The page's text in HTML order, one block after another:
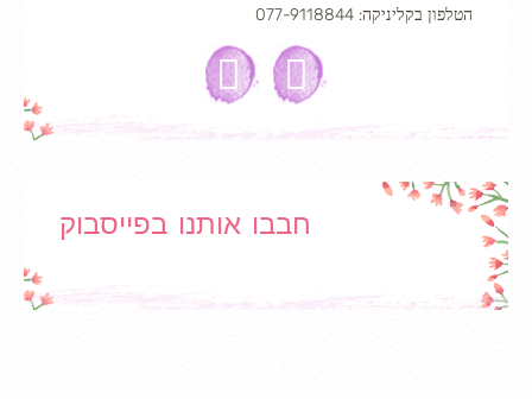
הטלפון בקליניקה: 077-9118844
חבבו אותנו בפייסבוק